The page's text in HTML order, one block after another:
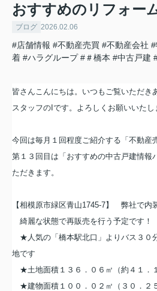
おすすめのリフォー
ブログ 2026.02.06
#店舗情報 #不動産売買 #不動産会社
着 #ハラグループ #＃橋本 #中古戸建
皆さんこんにちは。いつもご覧いただき
スタッフのIです。よろしくお願いいたし
今回は毎月１回程度ご紹介する「不動産
第１３回目は「おすすめの中古戸建情報
ただきます。
【相模原市緑区青山1745-7】 弊社で内
綺麗な状態で再販売を行う予定です！
★人気の「橋本駅北口」よりバス３０
地です
★土地面積１３６．０６㎡（約４１．１
★建物面積１００．０２㎡（３０